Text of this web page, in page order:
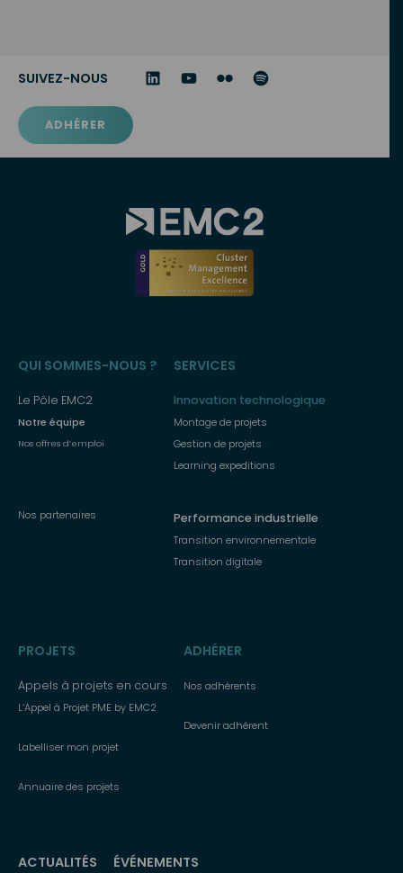
SUIVEZ-NOUS
ADHÉRER
principal
QUI SOMMES-NOUS ?
Le Pôle EMC2
Notre équipe
Nos offres d’emploi
Nos partenaires
SERVICES
Innovation technologique
Montage de projets
Gestion de projets
Learning expeditions
Performance industrielle
Transition environnementale
Transition digitale
PROJETS
Appels à projets en cours
L’Appel à Projet PME by EMC2
Labelliser mon projet
Annuaire des projets
ADHÉRER
Nos adhérents
Devenir adhérent
ACTUALITÉS ÉVÉNEMENTS